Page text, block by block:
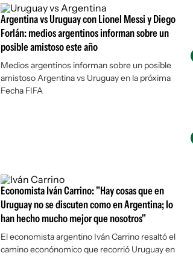
Argentina vs Uruguay con Lionel Messi y Diego
Forlán: medios argentinos informan sobre un
posible amistoso este año
Medios argentinos informan sobre un posible
amistoso Argentina vs Uruguay en la próxima
Fecha FIFA
Economista Iván Carrino: "Hay cosas que en
Uruguay no se discuten como en Argentina; lo
han hecho mucho mejor que nosotros"
El economista argentino Iván Carrino resaltó el
camino econónomico que recorrió Uruguay en